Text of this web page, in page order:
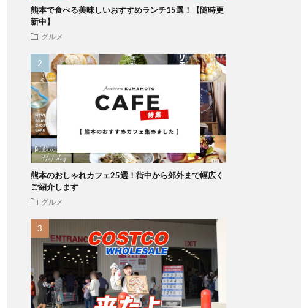
熊本で食べる美味しいおすすめランチ15選！【随時更
新中】
グルメ
熊本のおしゃれカフェ25選！街中から郊外まで幅広く
ご紹介します
グルメ